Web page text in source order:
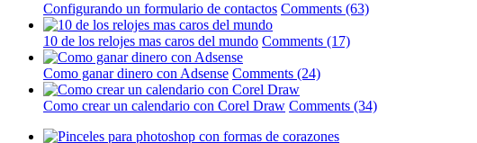
Configurando un formulario de contactos Comments (63)
10 de los relojes mas caros del mundo Comments (17)
Como ganar dinero con Adsense Comments (24)
Como crear un calendario con Corel Draw Comments (34)